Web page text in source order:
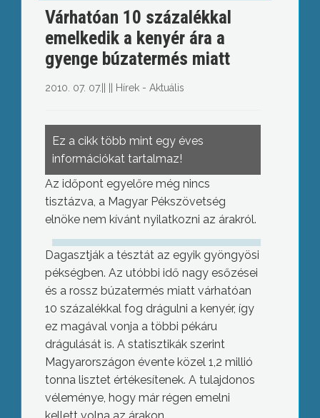
Várhatóan 10 százalékkal
emelkedik a kenyér ára a
gyenge búzatermés miatt
2010. 07. 07. Hírek - Aktuális
Ez a cikk több mint egy éves
információkat tartalmaz!
Az időpont egyelőre még nincs
tisztázva, a Magyar Pékszövetség
elnöke nem kívánt nyilatkozni az árakról.
Dagasztják a tésztát az egyik gyöngyösi
pékségben. Az utóbbi idő nagy esőzései
és a rossz búzatermés miatt várhatóan
10 százalékkal fog drágulni a kenyér, így
ez magával vonja a többi pékáru
drágulását is. A statisztikák szerint
Magyarországon évente közel 1,2 millió
tonna lisztet értékesítenek. A tulajdonos
véleménye, hogy már régen emelni